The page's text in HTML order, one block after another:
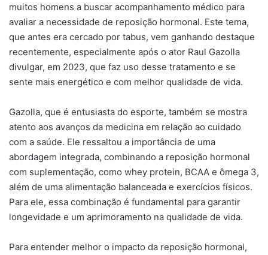
mail
muitos homens a buscar acompanhamento médico para
avaliar a necessidade de reposição hormonal. Este tema,
que antes era cercado por tabus, vem ganhando destaque
recentemente, especialmente após o ator Raul Gazolla
divulgar, em 2023, que faz uso desse tratamento e se
sente mais energético e com melhor qualidade de vida.
Gazolla, que é entusiasta do esporte, também se mostra
atento aos avanços da medicina em relação ao cuidado
com a saúde. Ele ressaltou a importância de uma
abordagem integrada, combinando a reposição hormonal
com suplementação, como whey protein, BCAA e ômega 3,
além de uma alimentação balanceada e exercícios físicos.
Para ele, essa combinação é fundamental para garantir
longevidade e um aprimoramento na qualidade de vida.
Para entender melhor o impacto da reposição hormonal,